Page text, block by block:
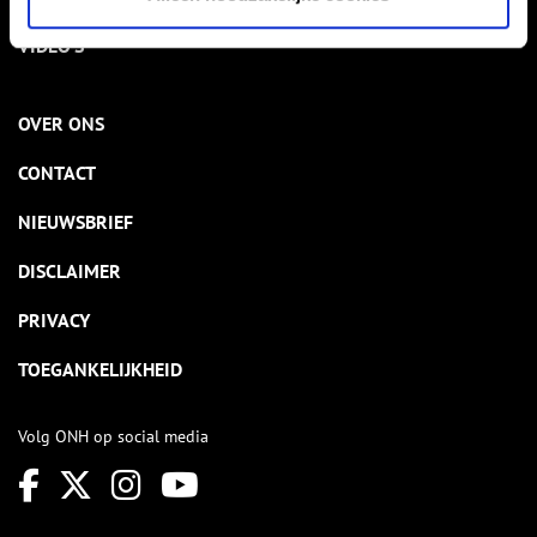
VIDEO’S
OVER ONS
CONTACT
NIEUWSBRIEF
DISCLAIMER
PRIVACY
TOEGANKELIJKHEID
Volg ONH op social media